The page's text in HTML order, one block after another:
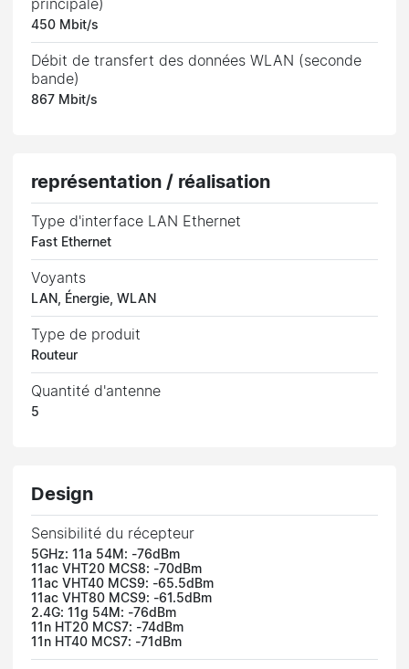
principale)
450 Mbit/s
Débit de transfert des données WLAN (seconde
bande)
867 Mbit/s
représentation / réalisation
Type d'interface LAN Ethernet
Fast Ethernet
Voyants
LAN, Énergie, WLAN
Type de produit
Routeur
Quantité d'antenne
5
Design
Sensibilité du récepteur
5GHz: 11a 54M: -76dBm
11ac VHT20 MCS8: -70dBm
11ac VHT40 MCS9: -65.5dBm
11ac VHT80 MCS9: -61.5dBm
2.4G: 11g 54M: -76dBm
11n HT20 MCS7: -74dBm
11n HT40 MCS7: -71dBm